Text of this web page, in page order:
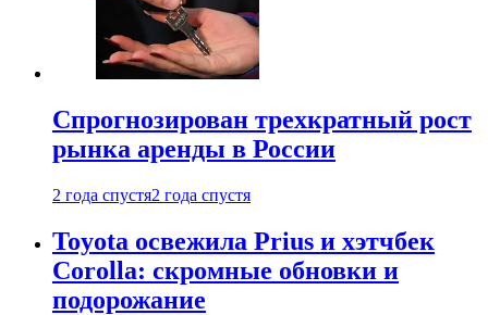
Спрогнозирован трехкратный рост
рынка аренды в России
2 года спустя2 года спустя
Toyota освежила Prius и хэтчбек
Corolla: скромные обновки и
подорожание